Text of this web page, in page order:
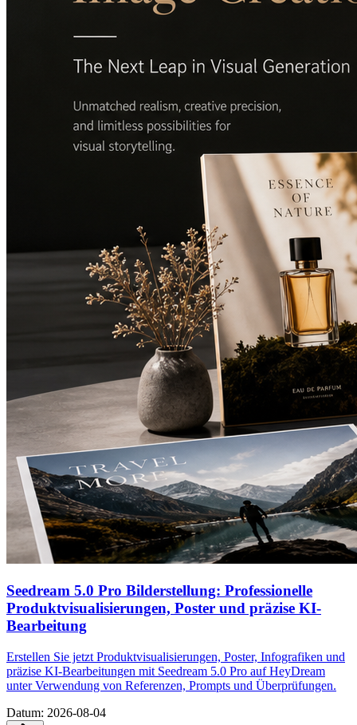
Seedream 5.0 Pro Bilderstellung: Professionelle
Produktvisualisierungen, Poster und präzise KI-
Bearbeitung
Erstellen Sie jetzt Produktvisualisierungen, Poster, Infografiken und
präzise KI-Bearbeitungen mit Seedream 5.0 Pro auf HeyDream
unter Verwendung von Referenzen, Prompts und Überprüfungen.
Datum: 2026-08-04